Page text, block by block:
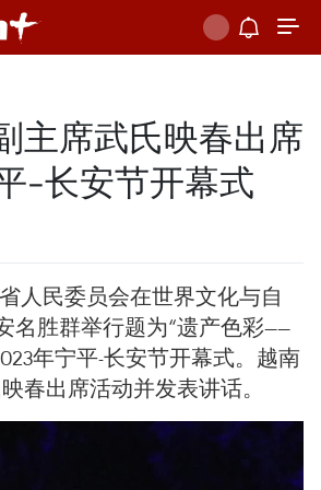
主席武氏映春出席
-长安节开幕式
人民委员会在世界文化与自
名胜群举行题为“遗产色彩——
年宁平-长安节开幕式。越南
春出席活动并发表讲话。